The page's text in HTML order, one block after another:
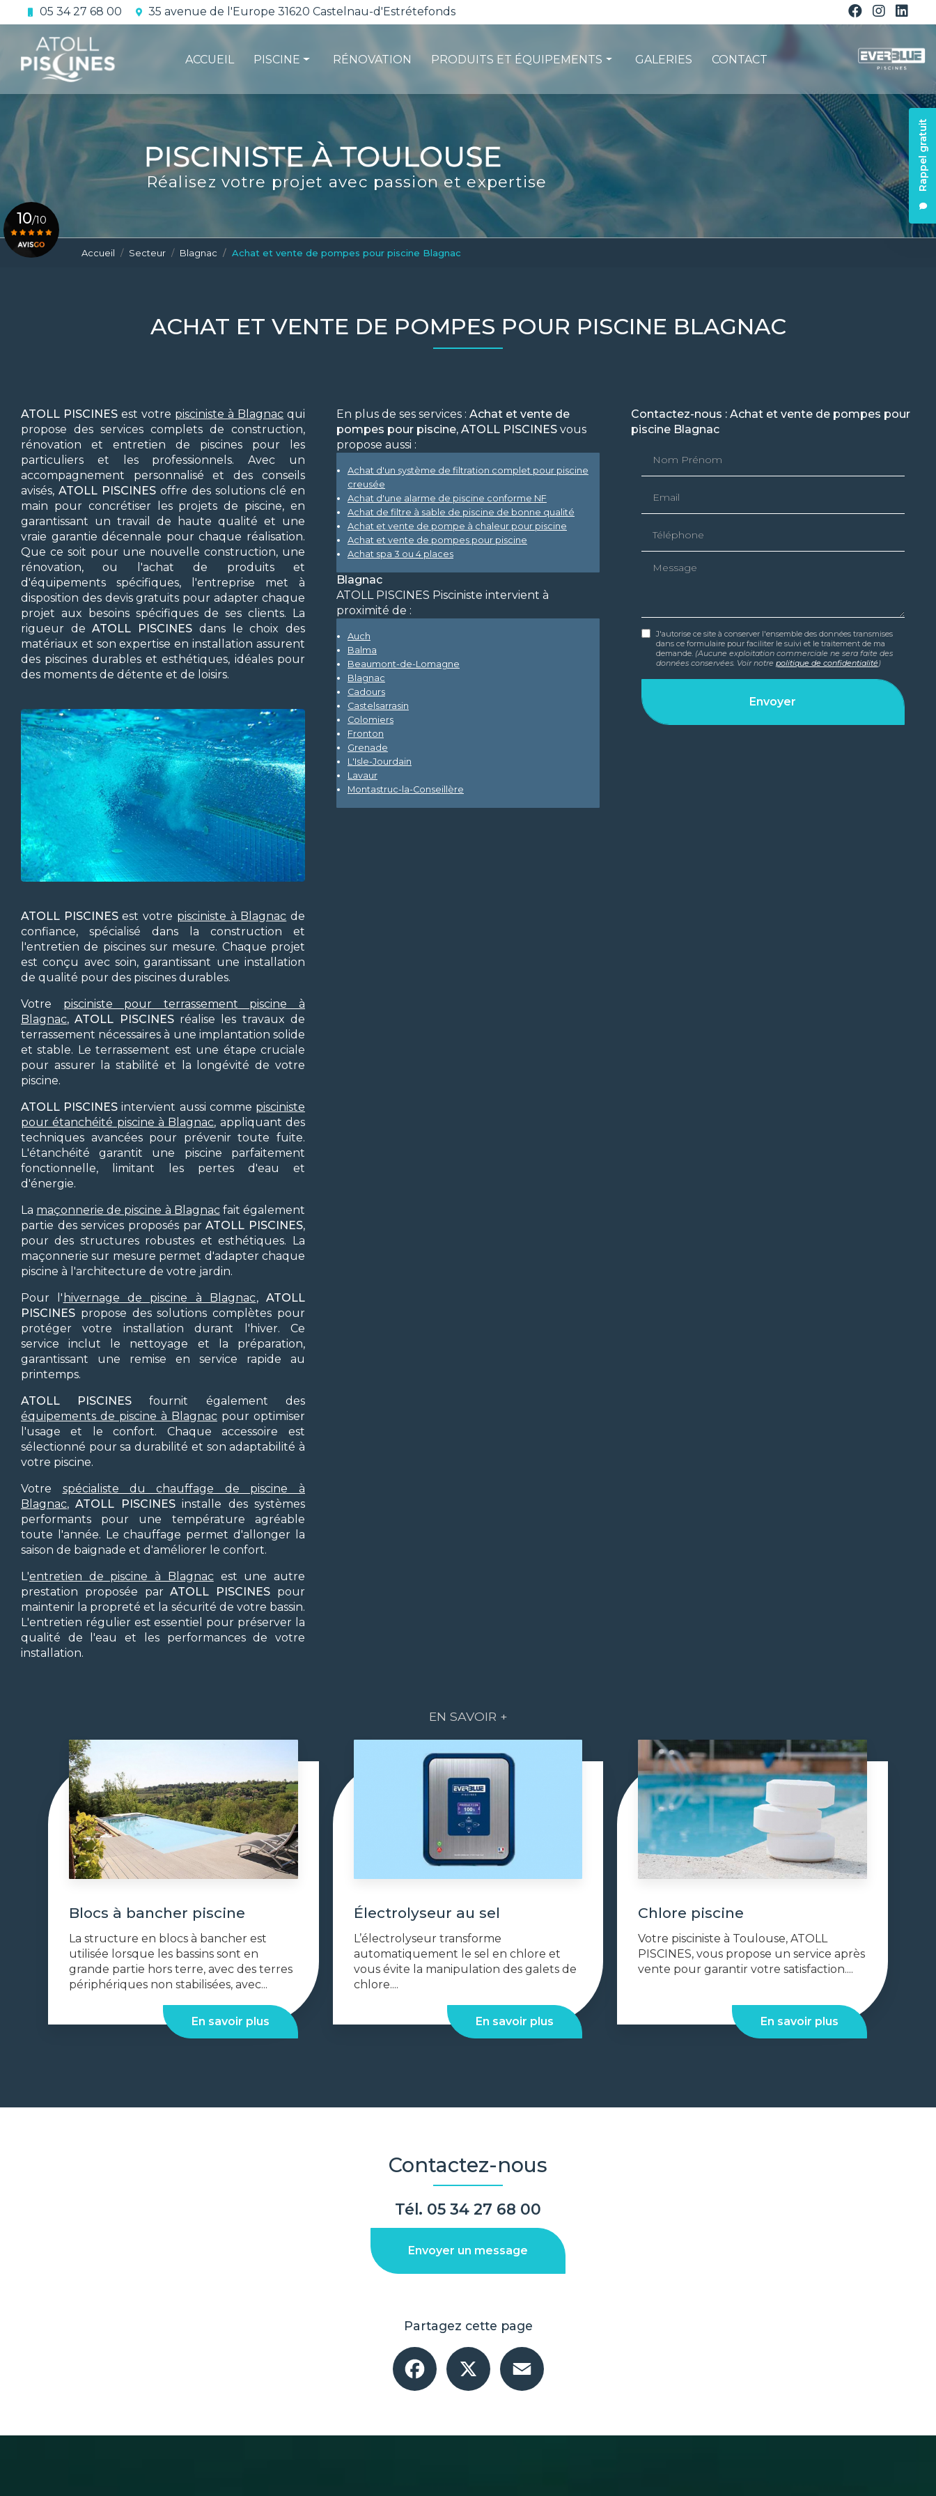
au
contenu
principal
05 34 27 68 00 35 avenue de l'Europe 31620 Castelnau-d'Estrétefonds
Rappel gratuit
ACCUEIL PISCINE
L'étanchéité
La conformité
Le contrat d'entretien
RÉNOVATION PRODUITS ET ÉQUIPEMENTS
Les pompes à chaleur
La filtration
Les robots piscines
Volets et sécurité
La stérilisation
Les abris
Spas-Balnéo
GALERIES CONTACT
Réalisez votre projet avec passion et expertise
10/10
Accueil Secteur Blagnac Achat et vente de pompes pour piscine Blagnac
ACHAT ET VENTE DE POMPES POUR PISCINE BLAGNAC
ATOLL PISCINES est votre pisciniste à Blagnac qui
propose des services complets de construction,
rénovation et entretien de piscines pour les
particuliers et les professionnels. Avec un
accompagnement personnalisé et des conseils
avisés, ATOLL PISCINES offre des solutions clé en
main pour concrétiser les projets de piscine, en
garantissant un travail de haute qualité et une
vraie garantie décennale pour chaque réalisation.
Que ce soit pour une nouvelle construction, une
rénovation, ou l'achat de produits et
d'équipements spécifiques, l'entreprise met à
disposition des devis gratuits pour adapter chaque
projet aux besoins spécifiques de ses clients. La
rigueur deATOLL PISCINES dans le choix des
matériaux et son expertise en installation assurent
des piscines durables et esthétiques, idéales pour
des moments de détente et de loisirs.
ATOLL PISCINESest votre pisciniste à Blagnac de
confiance, spécialisé dans la construction et
l'entretien de piscines sur mesure. Chaque projet
est conçu avec soin, garantissant une installation
de qualité pour des piscines durables.
Votre pisciniste pour terrassement piscine à
Blagnac,ATOLL PISCINESréalise les travaux de
terrassement nécessaires à une implantation solide
et stable. Le terrassement est une étape cruciale
pour assurer la stabilité et la longévité de votre
piscine.
ATOLL PISCINES intervient aussi comme pisciniste
pour étanchéité piscine à Blagnac, appliquant des
techniques avancées pour prévenir toute fuite.
L'étanchéité garantit une piscine parfaitement
fonctionnelle, limitant les pertes d'eau et
d'énergie.
La maçonnerie de piscine à Blagnacfait également
partie des services proposés parATOLL PISCINES,
pour des structures robustes et esthétiques. La
maçonnerie sur mesure permet d'adapter chaque
piscine à l'architecture de votre jardin.
Pour l' hivernage de piscine à Blagnac, ATOLL
PISCINES propose des solutions complètes pour
protéger votre installation durant l'hiver. Ce
service inclut le nettoyage et la préparation,
garantissant une remise en service rapide au
printemps.
ATOLL PISCINES fournit également des
équipements de piscine à Blagnac pour optimiser
l'usage et le confort. Chaque accessoire est
sélectionné pour sa durabilité et son adaptabilité à
votre piscine.
Votre spécialiste du chauffage de piscine à
Blagnac,ATOLL PISCINESinstalle des systèmes
performants pour une température agréable
toute l'année. Le chauffage permet d'allonger la
saison de baignade et d'améliorer le confort.
L'entretien de piscine à Blagnacest une autre
prestation proposée parATOLL PISCINES pour
maintenir la propreté et la sécurité de votre bassin.
L'entretien régulier est essentiel pour préserver la
qualité de l'eau et les performances de votre
installation.
En plus de ses services : Achat et vente de
pompes pour piscine, ATOLL PISCINESvous
propose aussi :
Achat d'un système de filtration complet pour piscine
creusée
Achat d'une alarme de piscine conforme NF
Achat de filtre à sable de piscine de bonne qualité
Achat et vente de pompe à chaleur pour piscine
Achat et vente de pompes pour piscine
Achat spa 3 ou 4 places
Blagnac
ATOLL PISCINES Pisciniste intervient à
proximité de :
Auch
Balma
Beaumont-de-Lomagne
Blagnac
Cadours
Castelsarrasin
Colomiers
Fronton
Grenade
L'Isle-Jourdain
Lavaur
Montastruc-la-Conseillère
Contactez-nous : Achat et vente de pompes pour
piscine Blagnac
Message
J'autorise ce site à conserver l'ensemble des données transmises
dans ce formulaire pour faciliter le suivi et le traitement de ma
demande. (Aucune exploitation commerciale ne sera faite des
données conservées. Voir notre politique de confidentialité)
EN SAVOIR +
Blocs à bancher piscine
La structure en blocs à bancher est
utilisée lorsque les bassins sont en
grande partie hors terre, avec des terres
périphériques non stabilisées, avec...
En savoir plus
Électrolyseur au sel
L’électrolyseur transforme
automatiquement le sel en chlore et
vous évite la manipulation des galets de
chlore....
En savoir plus
Chlore piscine
Votre pisciniste à Toulouse, ATOLL
PISCINES, vous propose un service après
vente pour garantir votre satisfaction....
En savoir plus
Contactez-nous
Tél. 05 34 27 68 00
Envoyer un message
Partagez cette page
Facebook